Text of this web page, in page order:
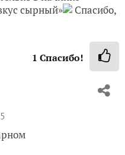
сырный»
Спасибо,
1 Спасибо!